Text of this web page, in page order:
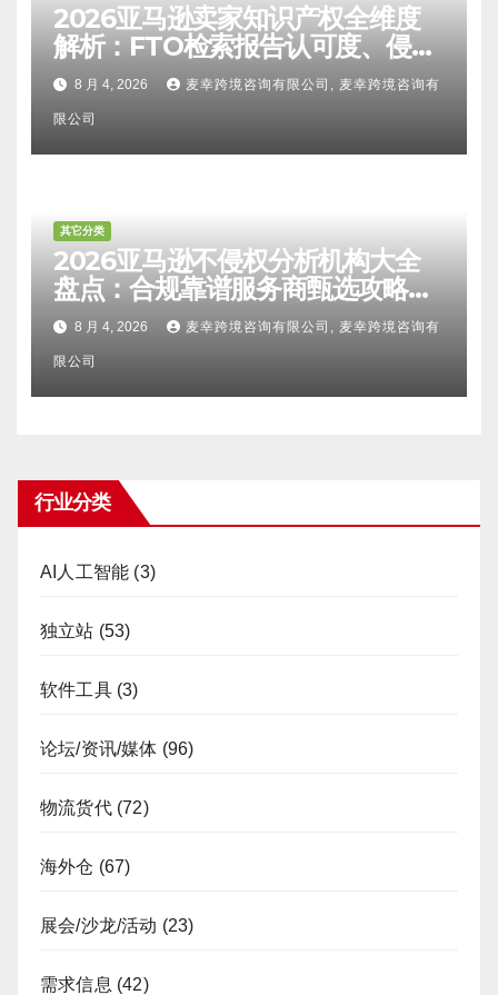
2026亚马逊卖家知识产权全维度
解析：FTO检索报告认可度、侵权
比对区别、TRO应诉方法及服务商
甄选避坑全攻略
8 月 4, 2026 麦幸跨境咨询有限公司, 麦幸跨境咨询有
限公司
其它分类
2026亚马逊不侵权分析机构大全
盘点：合规靠谱服务商甄选攻略、
避坑FAQ及标杆机构实力详解
8 月 4, 2026 麦幸跨境咨询有限公司, 麦幸跨境咨询有
限公司
行业分类
AI人工智能 (3)
独立站 (53)
软件工具(3)
论坛/资讯/媒体 (96)
物流货代(72)
海外仓 (67)
展会/沙龙/活动 (23)
需求信息 (42)